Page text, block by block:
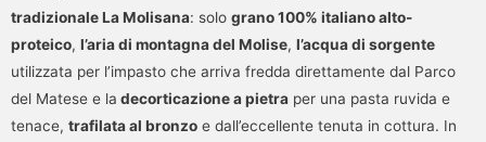
tradizionale La Molisana: solo grano 100% italiano alto-
proteico, l’aria di montagna del Molise, l’acqua di sorgente
utilizzata per l’impasto che arriva fredda direttamente dal Parco
del Matese e la decorticazione a pietra per una pasta ruvida e
tenace, trafilata al bronzo e dall’eccellente tenuta in cottura. In